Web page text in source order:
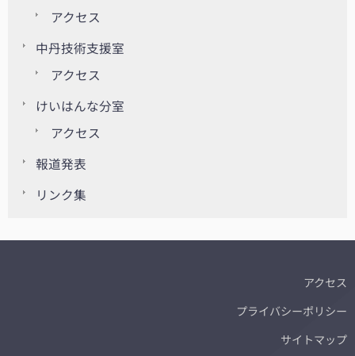
アクセス
中丹技術支援室
アクセス
けいはんな分室
アクセス
報道発表
リンク集
アクセス
プライバシーポリシー
サイトマップ